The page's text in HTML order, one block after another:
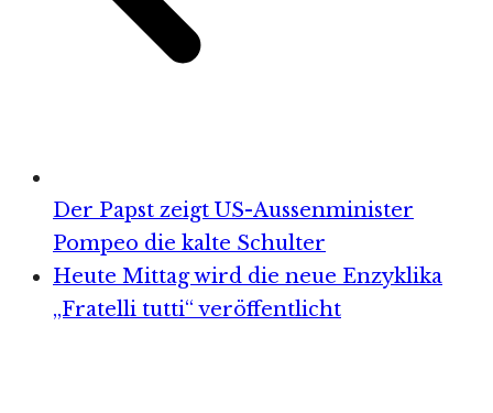
Der Papst zeigt US-Aussenminister
Pompeo die kalte Schulter
Heute Mittag wird die neue Enzyklika
„Fratelli tutti“ veröffentlicht